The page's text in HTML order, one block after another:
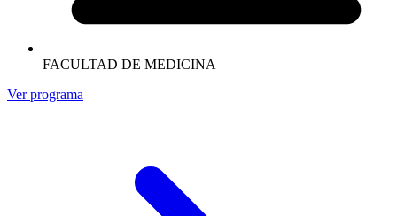
FACULTAD DE MEDICINA
Ver programa